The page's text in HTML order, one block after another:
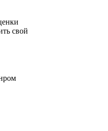
свой